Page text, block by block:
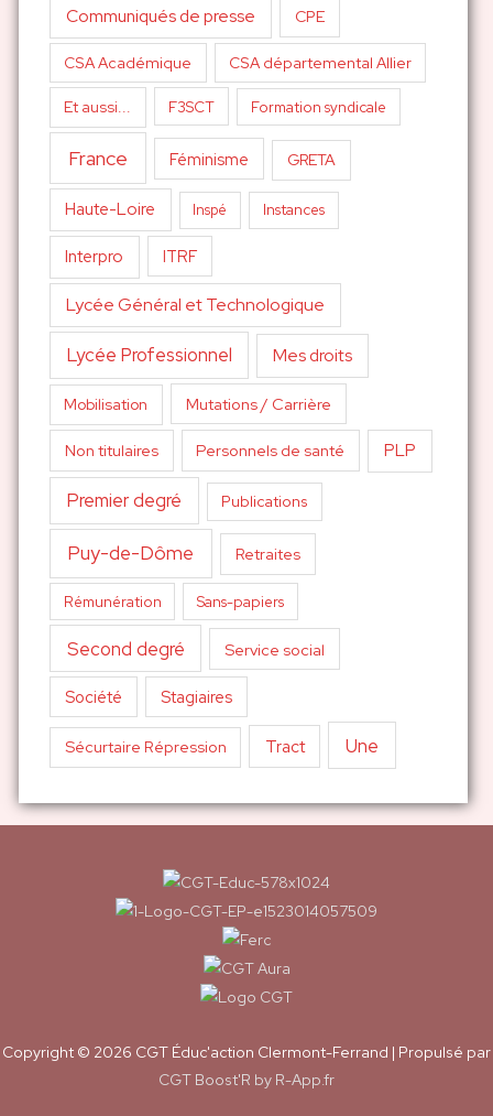
Communiqués de presse CPE
CSA Académique CSA départemental Allier
Et aussi... F3SCT Formation syndicale
France Féminisme GRETA
Haute-Loire Inspé Instances
Interpro ITRF
Lycée Général et Technologique
Lycée Professionnel Mes droits
Mobilisation Mutations / Carrière
Non titulaires Personnels de santé PLP
Premier degré Publications
Puy-de-Dôme Retraites
Rémunération Sans-papiers
Second degré Service social
Société Stagiaires
Sécurtaire Répression Tract Une
Copyright © 2026 CGT Éduc'action Clermont-Ferrand | Propulsé par
CGT Boost'R by R-App.fr